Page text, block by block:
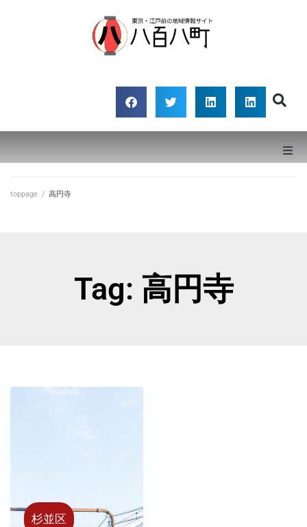
toppage / 高円寺
Tag: 高円寺
杉並区